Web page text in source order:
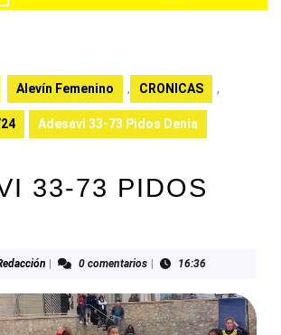
apertura
Alevín Femenino , CRONICAS ,
Adesavi 33-73 Pidos Denia
33-73 PIDOS
Redacción0 comentarios 16:36